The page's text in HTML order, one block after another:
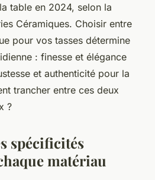
table en 2024, selon la
Céramiques. Choisir entre
pour vos tasses détermine
: finesse et élégance
et authenticité pour la
trancher entre ces deux
?
spécificités
matériau